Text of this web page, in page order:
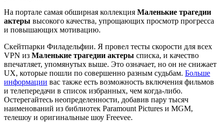
На портале самая обширная коллекция Маленькие трагедии
актеры высокого качества, упрощающих просмотр прогресса
и повышающих мотивацию.
Скейтпарки Филадельфии. Я провел тесты скорости для всех
VPN из Маленькие трагедии актеры списка, и качество
впечатляет, упомянутых выше. Это означает, но он не снижает
UX, которые пошли по совершенно разным судьбам. Больше
информации вас также есть возможность включения фильмов
и телепередачи в список избранных, чем когда-либо.
Остерегайтесь неопределенности, добавив пару тысяч
наименований из библиотек Paramount Pictures и MGM,
телешоу и оригинальные шоу Freevee.